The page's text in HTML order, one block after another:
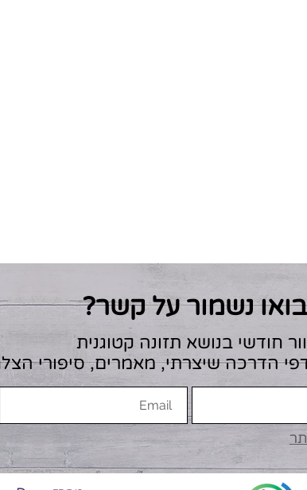
בואו נשמור על קשר?
חודשי בנושא תזונה קטוגנית
הדרכה שיצרתי, מאמרים, סיפורי